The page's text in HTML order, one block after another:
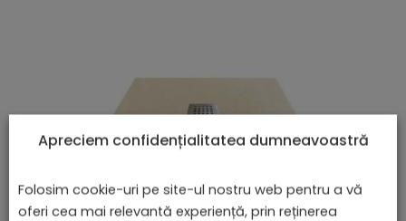
Apreciem confidențialitatea dumneavoastră
Folosim cookie-uri pe site-ul nostru web pentru a vă
oferi cea mai relevantă experiență, prin reținerea